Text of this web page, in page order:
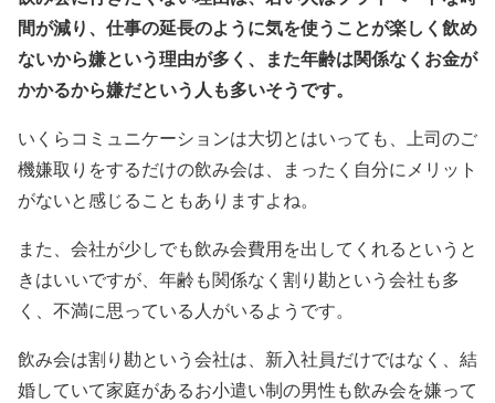
間が減り、仕事の延長のように気を使うことが楽しく飲め
ないから嫌という理由が多く、また年齢は関係なくお金が
かかるから嫌だという人も多いそうです。
いくらコミュニケーションは大切とはいっても、上司のご
機嫌取りをするだけの飲み会は、まったく自分にメリット
がないと感じることもありますよね。
また、会社が少しでも飲み会費用を出してくれるというと
きはいいですが、年齢も関係なく割り勘という会社も多
く、不満に思っている人がいるようです。
飲み会は割り勘という会社は、新入社員だけではなく、結
婚していて家庭があるお小遣い制の男性も飲み会を嫌って